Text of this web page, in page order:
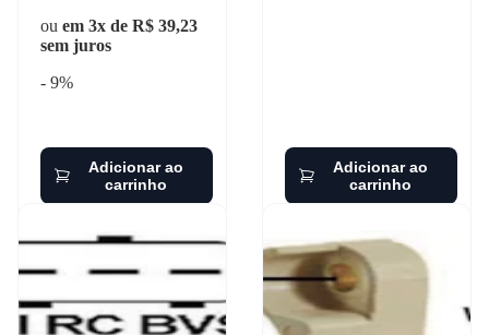
ou em 3x de R$ 39,23
sem juros
- 9%
Adicionar ao
carrinho
Adicionar ao
carrinho